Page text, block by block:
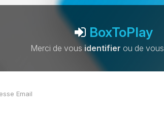
BoxToPlay
Merci de vousidentifier ou de vous